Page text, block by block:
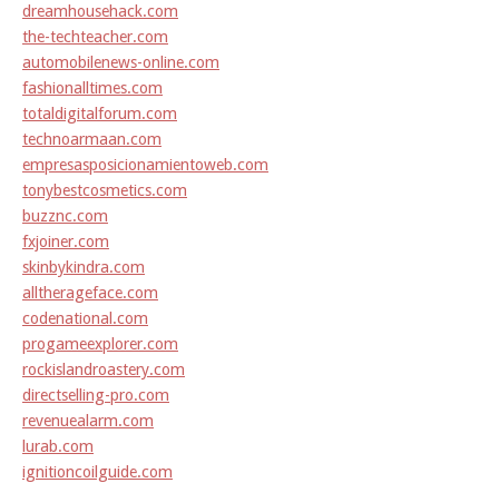
dreamhousehack.com
the-techteacher.com
automobilenews-online.com
fashionalltimes.com
totaldigitalforum.com
technoarmaan.com
empresasposicionamientoweb.com
tonybestcosmetics.com
buzznc.com
fxjoiner.com
skinbykindra.com
alltherageface.com
codenational.com
progameexplorer.com
rockislandroastery.com
directselling-pro.com
revenuealarm.com
lurab.com
ignitioncoilguide.com